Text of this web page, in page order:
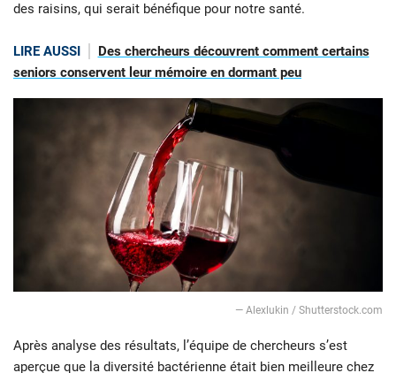
des raisins, qui serait bénéfique pour notre santé.
LIRE AUSSI
Des chercheurs découvrent comment certains
seniors conservent leur mémoire en dormant peu
― Alexlukin / Shutterstock.com
Après analyse des résultats, l’équipe de chercheurs s’est
aperçue que la diversité bactérienne était bien meilleure chez